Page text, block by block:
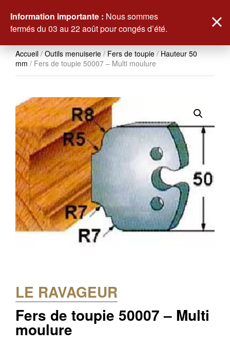
Accueil / Outils menuiserie / Fers de toupie / Hauteur 50
mm / Fers de toupie 50007 – Multi moulure
LE RAVAGEUR
Fers de toupie 50007 – Multi
moulure
Information importante : Nous sommes
fermés du 03 au 22 août pour congés d’été.